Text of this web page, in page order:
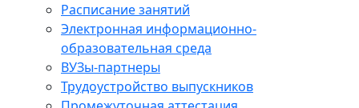
Расписание занятий
Электронная информационно-
образовательная среда
ВУЗы-партнеры
Трудоустройство выпускников